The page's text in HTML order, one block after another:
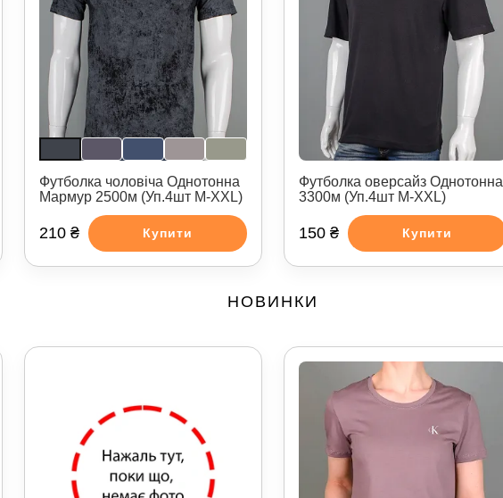
Футболка чоловіча Однотонна
Мармур 2500м (Уп.4шт M-XXL)
210 ₴ Купити
Футболка оверсайз Однотонна
3300м (Уп.4шт M-XXL)
150 ₴ Купити
НОВИНКИ